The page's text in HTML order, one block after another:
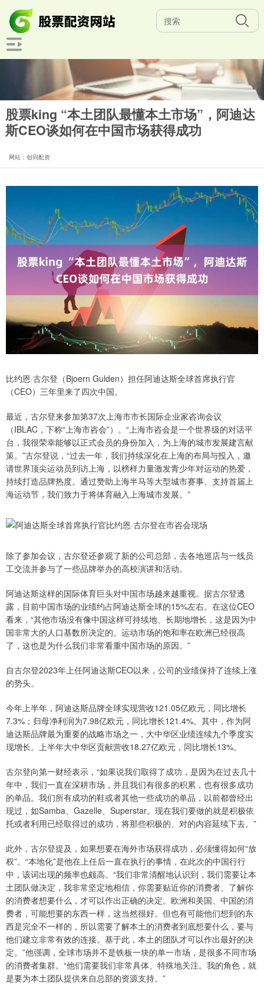
股票king “本土团队最懂本土市场”，阿迪达
斯CEO谈如何在中国市场获得成功
网站：创同配资
比约恩·古尔登（Bjoern Gulden）担任阿迪达斯全球首席执行官
（CEO）三年里来了四次中国。
最近，古尔登来参加第37次上海市市长国际企业家咨询会议
（IBLAC，下称“上海市咨会”）。“上海市咨会是一个世界级的对话平
台，我很荣幸能够以正式会员的身份加入，为上海的城市发展建言献
策。”古尔登说，“过去一年，我们持续深化在上海的布局与投入，邀
请世界顶尖运动员到访上海，以榜样力量激发青少年对运动的热爱，
持续打造品牌热度。通过赞助上海半马等大型城市赛事、支持首届上
海运动节，我们致力于将体育融入上海城市发展。”
除了参加会议，古尔登还参观了新的公司总部，去各地巡店与一线员
工交流并参与了一些品牌举办的高校演讲和活动。
阿迪达斯这样的国际体育巨头对中国市场越来越重视。据古尔登透
露，目前中国市场的业绩约占阿迪达斯全球的15%左右。在这位CEO
看来，“其他市场没有像中国这样可持续地、长期地增长，这是因为中
国非常大的人口基数所决定的。运动市场的饱和率在欧洲已经很高
了，这也是为什么我们非常看重中国市场的原因。”
自古尔登2023年上任阿迪达斯CEO以来，公司的业绩保持了连续上涨
的势头。
今年上半年，阿迪达斯品牌全球实现营收121.05亿欧元，同比增长
7.3%；归母净利润为7.98亿欧元，同比增长121.4%。其中，作为阿
迪达斯品牌最为重要的战略市场之一，大中华区业绩连续九个季度实
现增长。上半年大中华区贡献营收18.27亿欧元，同比增长13%。
古尔登向第一财经表示，“如果说我们取得了成功，是因为在过去几十
年中，我们一直在深耕市场，并且我们有很多的积累，也有很多成功
的单品。我们所有成功的鞋或者其他一些成功的单品，以前都曾经出
现过，如Samba、Gazelle、Superstar。现在我们要做的就是积极依
托或者利用已经取得过的成功，将那些积极的、对的内容延续下去。”
此外，古尔登提及，如果想要在海外市场获得成功，必须懂得如何“放
权”。“本地化”是他在上任后一直在执行的事情，在此次的中国行行
中，该词出现的频率也颇高。“我们非常清醒地认识到，我们需要让本
土团队做决定，我非常坚定地相信，你需要贴近你的消费者、了解你
的消费者想要什么，才可以作出正确的决定。欧洲和美国、中国的消
费者，可能想要的东西一样，这当然很好。但也有可能他们想到的东
西是完全不一样的，所以需要了解本土的消费者到底想要什么，要与
他们建立非常有效的连接。基于此，本土的团队才可以作出最好的决
定。”他强调，全球市场并不是铁板一块的单一市场，是很多不同市场
的消费者集群。“他们需要我们非常具体、特殊地关注。我的角色，就
是要为本土团队提供来自总部的资源支持。”